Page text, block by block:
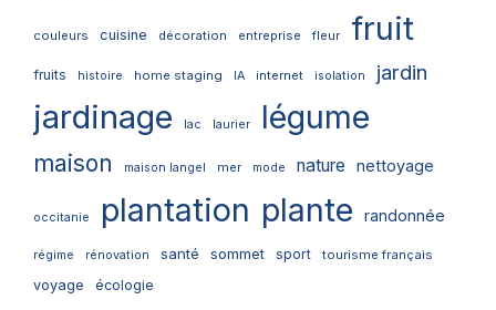
couleurs cuisine décoration entreprise fleur fruit
fruits histoire home staging IA internet isolation jardin
jardinage lac laurier légume
maison maison langel mer mode nature nettoyage
occitanie plantation plante randonnée
régime rénovation santé sommet sport tourisme français
voyage écologie